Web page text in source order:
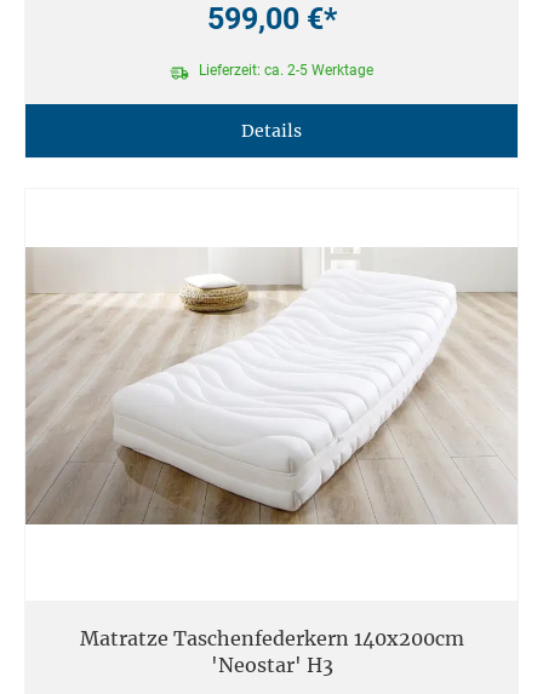
599,00 €*
Lieferzeit: ca. 2-5 Werktage
Details
Matratze Taschenfederkern 140x200cm
'Neostar' H3